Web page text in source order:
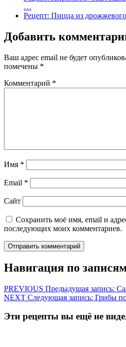
…
Рецепт: Пицца из
Добавить
Ваш адрес email не будет
помечены *
Комментарий *
Имя *
Email *
Сайт
Сохранить моё имя, email и
последующих моих комментариев.
Навигация по
PREVIOUS Предыдущая запись:
NEXT Следующая запись: Грибы
Эти рецепты вы ещё не